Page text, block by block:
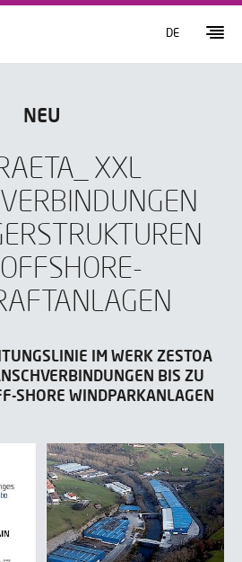
DE
NEU
XXL
IM WERK ZESTOA
BIS ZU
SHORE WINDPARKANLAGEN